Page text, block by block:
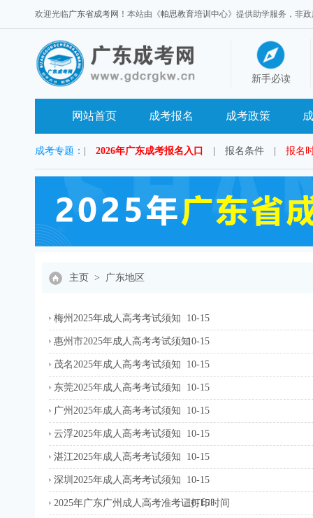
欢迎光临广东省成考网 ！本站由《帕思教育培训中心》提供助学服务，非
新手必读
网站首页 成考报名 成考政策
成考专题： 2026年广东成考报名入口 报名条件 报名
主页 > 广东地区
梅州2025年成人高考考试须知 10-15
惠州市2025年成人高考考试须知10-15
茂名2025年成人高考考试须知 10-15
东莞2025年成人高考考试须知 10-15
广州2025年成人高考考试须知 10-15
云浮2025年成人高考考试须知 10-15
湛江2025年成人高考考试须知 10-15
深圳2025年成人高考考试须知 10-15
2025年广东广州成人高考准考证打印时间
10-15